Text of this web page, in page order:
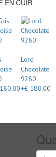
EN CUIR
Lord
Chocolate
9280
+€ 180.00